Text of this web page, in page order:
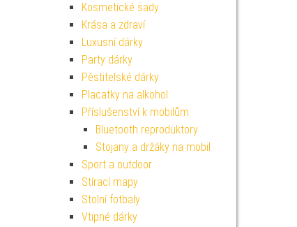
Kosmetické sady
Krása a zdraví
Luxusní dárky
Party dárky
Pěstitelské dárky
Placatky na alkohol
Příslušenství k mobilům
Bluetooth reproduktory
Stojany a držáky na mobil
Sport a outdoor
Stírací mapy
Stolní fotbaly
Vtipné dárky